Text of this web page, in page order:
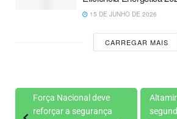
15 DE JUNHO DE 2026
CARREGAR MAIS
Força Nacional deve
reforçar a segurança